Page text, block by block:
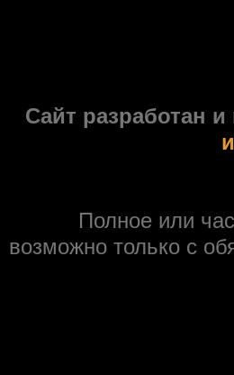
Сайт разработан
Полное или
возможно только с